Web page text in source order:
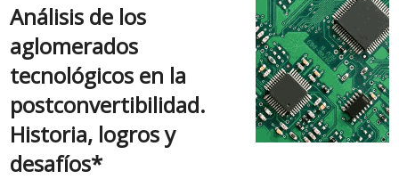
Análisis de los
aglomerados
tecnológicos en la
postconvertibilidad.
Historia, logros y
desafíos*